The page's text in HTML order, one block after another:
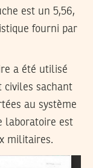
est un 5,56,
fourni par
a été utilisé
civiles sachant
au système
laboratoire est
militaires.